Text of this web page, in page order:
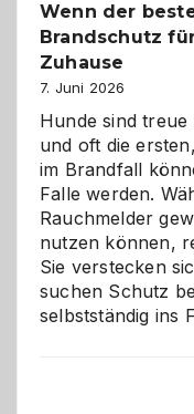
und
Wenn der
Brandschutz
Zuhause
7. Juni 2026
Hunde sind treue
und oft die
im Brandfall
Falle werden.
Rauchmelder
nutzen können,
Sie verstecken
suchen Schutz
selbstständig ins